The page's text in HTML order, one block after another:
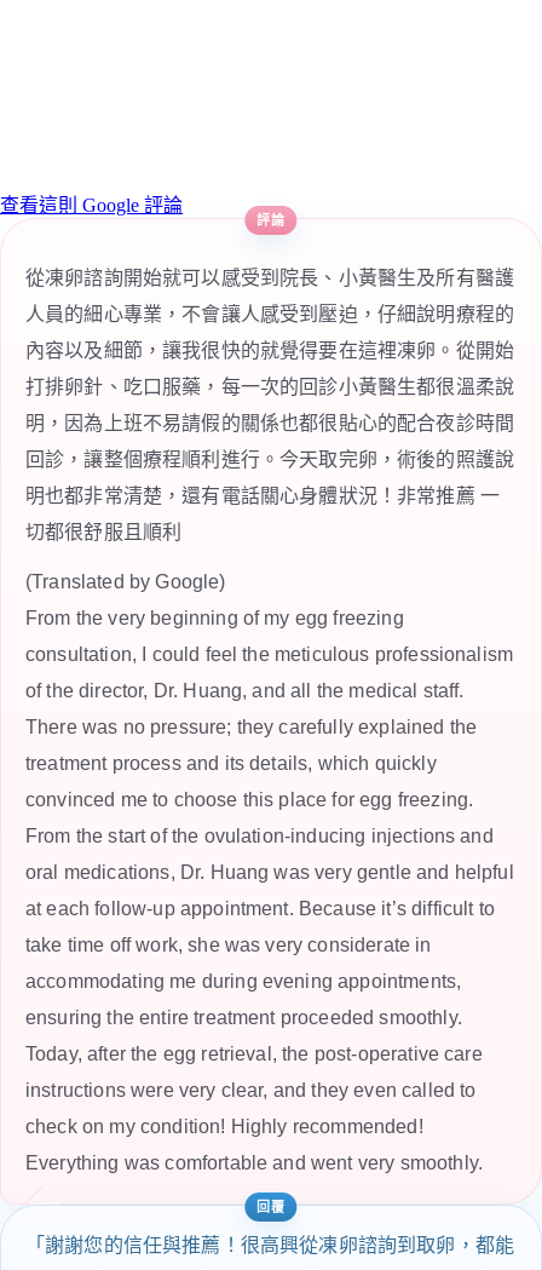
查看這則 Google 評論
從凍卵諮詢開始就可以感受到院長、小黃醫生及所有醫護
人員的細心專業，不會讓人感受到壓迫，仔細說明療程的
內容以及細節，讓我很快的就覺得要在這裡凍卵。從開始
打排卵針、吃口服藥，每一次的回診小黃醫生都很溫柔說
明，因為上班不易請假的關係也都很貼心的配合夜診時間
回診，讓整個療程順利進行。今天取完卵，術後的照護說
明也都非常清楚，還有電話關心身體狀況！非常推薦 一
切都很舒服且順利
(Translated by Google)
From the very beginning of my egg freezing
consultation, I could feel the meticulous professionalism
of the director, Dr. Huang, and all the medical staff.
There was no pressure; they carefully explained the
treatment process and its details, which quickly
convinced me to choose this place for egg freezing.
From the start of the ovulation-inducing injections and
oral medications, Dr. Huang was very gentle and helpful
at each follow-up appointment. Because it’s difficult to
take time off work, she was very considerate in
accommodating me during evening appointments,
ensuring the entire treatment proceeded smoothly.
Today, after the egg retrieval, the post-operative care
instructions were very clear, and they even called to
check on my condition! Highly recommended!
Everything was comfortable and went very smoothly.
「謝謝您的信任與推薦！很高興從凍卵諮詢到取卵，都能